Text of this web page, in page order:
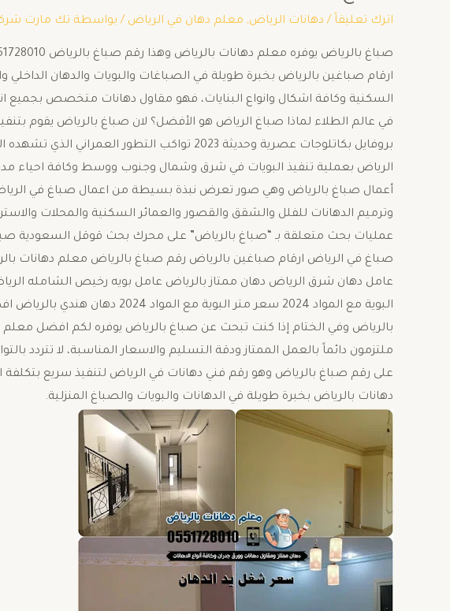
اترك تعليقاً / دهانات الرياض, معلم دهان في الرياض / بواسطة تك مارت
ارقام صباغين بالرياض بخبرة طويلة في الصباغات والبويات والدهان الداخلي
السكنية وكافة اشكال وانواع البنايات، فهو مقاول دهانات متخصص بجميع
في عالم الطلاء لماذا صباغ الرياض هو الأفضل؟ لان صباغ بالرياض يقوم
بروفايل بكاتلوجات عصرية وحديثة 2023 تواكب
الرياض بعملية تنفيذ البويات في شرق وشمال وجنوب ووسط وكافة احياء
أعمال صباغ بالرياض وهي صور تعرض نبذة بسيطة من اعمال صباغ في الرياض
وترميم الدهانات للفلل والشقق والقصور والعمائر السكنية والمحلات
عمليات بحث متعلقة بـ “صباغ بالرياض” على محرك بحث قوقل السعودية
صباغ في الرياض ارقام صباغين بالرياض رقم صباغ بالرياض معلم دهانات
عامل دهان شرق الرياض دهان ممتاز بالرياض عامل بويه رخيص الشامله
البوية مع المواد 2024 سعر متر
بالرياض وفي الختام إذا كنت تبحث عن صباغ بالرياض يوفره لكم افضل معلم
ملتزمون دائماً بالعمل الممتاز ودقة التسليم والاسعار المناسبة، لا تتردد
على رقم صباغ بالرياض وهو رقم فني دهانات في الرياض لتنفيذ سريع بتكلفة
دهانات بالرياض بخبرة طويلة في الدهانات والبويات والصباغ المنزلية.